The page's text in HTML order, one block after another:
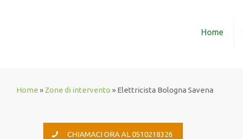
Home
Home » Zone di intervento » Elettricista Bologna Savena
CHIAMACI ORA AL 0510218326